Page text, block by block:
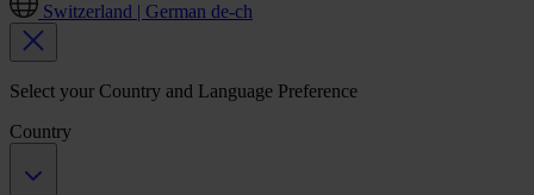
Switzerland | German de-ch
Select your Country and Language Preference
Country